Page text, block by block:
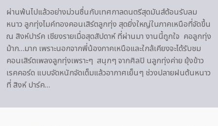
ผ่านพ้นไปแล้วอย่างม่วนซื่นกับเทศกาลดนตรีสุดมันส์ต้อนรับลม
หนาว ลูกทุ่งไมค์ทองคอนเสิร์ตลูกทุ่ง สุดยิ่งใหญ่ในภาคเหนือที่จัดขึ้น
ณ สิงห์ปาร์ค เชียงรายเมื่อสุดสัปดาห์ ที่ผ่านมา งานนี้ถูกใจ คอลูกทุ่ง
ม้าก…มาก เพราะนอกจากพี่น้องภาคเหนือและใกล้เคียงจะได้รับชม
คอนเสิร์ตเพลงลูกทุ่งเพราะๆ สนุกๆ จากศิลปิ นลูกทุ่งค่าย ยุ้งข้าว
เรคคอร์ด แบบจัดหนักจัดเต็มแล้วอากาศเย็นๆ ช่วงปลายฝนต้นหนาว
ที่ สิงห์ ปาร์ค…